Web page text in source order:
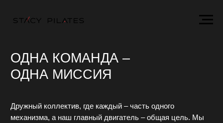
ОДНА КОМАНДА –
ОДНА МИССИЯ
Дружный коллектив, где каждый – часть одного
механизма, а наш главный двигатель – общая цель. Мы